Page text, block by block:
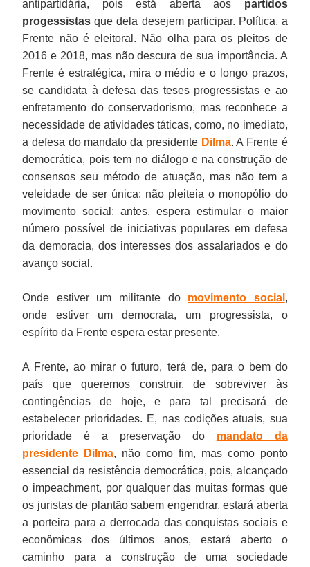
antipartidária, pois está aberta aos partidos
progessistas que dela desejem participar. Política, a
Frente não é eleitoral. Não olha para os pleitos de
2016 e 2018, mas não descura de sua importância. A
Frente é estratégica, mira o médio e o longo prazos,
se candidata à defesa das teses progressistas e ao
enfretamento do conservadorismo, mas reconhece a
necessidade de atividades táticas, como, no imediato,
a defesa do mandato da presidente Dilma. A Frente é
democrática, pois tem no diálogo e na construção de
consensos seu método de atuação, mas não tem a
veleidade de ser única: não pleiteia o monopólio do
movimento social; antes, espera estimular o maior
número possível de iniciativas populares em defesa
da demoracia, dos interesses dos assalariados e do
avanço social.
Onde estiver um militante do movimento social ,
onde estiver um democrata, um progressista, o
espírito da Frente espera estar presente.
A Frente, ao mirar o futuro, terá de, para o bem do
país que queremos construir, de sobreviver às
contingências de hoje, e para tal precisará de
estabelecer prioridades. E, nas codições atuais, sua
prioridade é a preservação do mandato da
presidente Dilma, não como fim, mas como ponto
essencial da resistência democrática, pois, alcançado
o impeachment, por qualquer das muitas formas que
os juristas de plantão sabem engendrar, estará aberta
a porteira para a derrocada das conquistas sociais e
econômicas dos últimos anos, estará aberto o
caminho para a construção de uma sociedade